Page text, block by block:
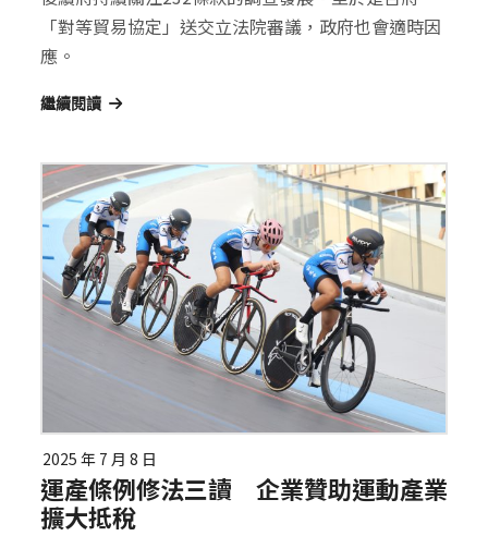
「對等貿易協定」送交立法院審議，政府也會適時因
應。
繼續閱讀
2025 年 7 月 8 日
運產條例修法三讀 企業贊助運動產業
擴大抵稅